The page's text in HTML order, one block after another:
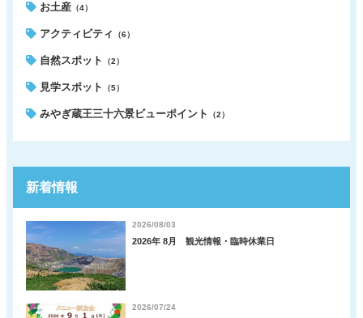
お土産 （4）
アクティビティ （6）
自然スポット （2）
見学スポット （5）
みやぎ蔵王三十六景ビューポイント （2）
新着情報
2026/08/03
2026年 8月 観光情報・臨時休業日
2026/07/24